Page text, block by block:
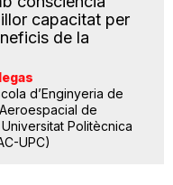
capacitat per
de la
d’Enginyeria de
de
Politècnica
UPC)